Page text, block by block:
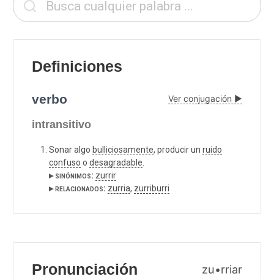
Definiciones
verbo Ver conjugación ▶
intransitivo
Sonar algo bulliciosamente, producir un ruido
confuso o desagradable
▸ sinónimos: zurrir
▸ relacionados: zurria, zurriburri
Pronunciación zu•rriar